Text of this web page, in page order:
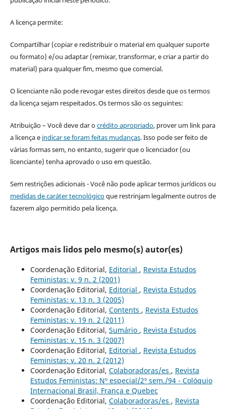
A licença permite:
Compartilhar (copiar e redistribuir o material em qualquer suporte
ou formato) e/ou adaptar (remixar, transformar, e criar a partir do
material) para qualquer fim, mesmo que comercial.
O licenciante não pode revogar estes direitos desde que os termos
da licença sejam respeitados. Os termos são os seguintes:
Atribuição – Você deve dar ocrédito apropriado, prover um link para
a licença e indicar se foram feitas mudanças. Isso pode ser feito de
várias formas sem, no entanto, sugerir que o licenciador (ou
licenciante) tenha aprovado o uso em questão.
Sem restrições adicionais - Você não pode aplicar termos jurídicos ou
medidas de caráter tecnológicoque restrinjam legalmente outros de
fazerem algo permitido pela licença.
Artigos mais lidos pelo mesmo(s) autor(es)
Coordenação Editorial, Editorial , Revista Estudos
Feministas: v. 9 n. 2 (2001)
Coordenação Editorial, Editorial , Revista Estudos
Feministas: v. 13 n. 3 (2005)
Coordenação Editorial, Contents , Revista Estudos
Feministas: v. 19 n. 2 (2011)
Coordenação Editorial, Sumário , Revista Estudos
Feministas: v. 15 n. 3 (2007)
Coordenação Editorial, Editorial , Revista Estudos
Feministas: v. 20 n. 2 (2012)
Coordenação Editorial, Colaboradoras/es , Revista
Estudos Feministas: Nº especial/2º sem./94 - Colóquio
Internacional Brasil, França e Quebec
Coordenação Editorial, Colaboradoras/es , Revista